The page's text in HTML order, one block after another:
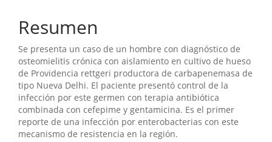
Resumen
Se presenta un caso de un hombre con diagnóstico de
osteomielitis crónica con aislamiento en cultivo de hueso
de Providencia rettgeri productora de carbapenemasa de
tipo Nueva Delhi. El paciente presentó control de la
infección por este germen con terapia antibiótica
combinada con cefepime y gentamicina. Es el primer
reporte de una infección por enterobacterias con este
mecanismo de resistencia en la región.